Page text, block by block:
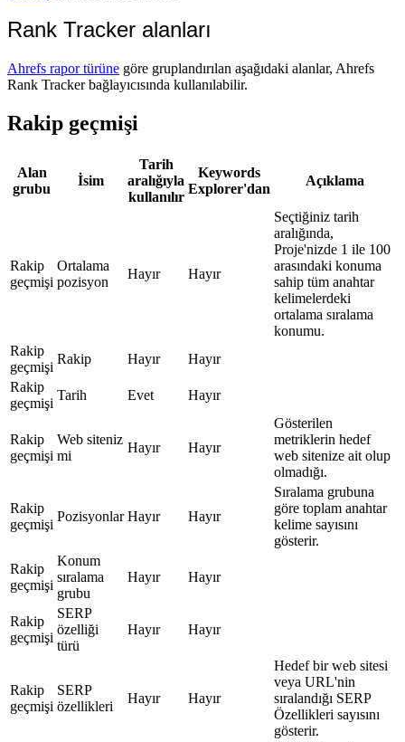
Rank Tracker alanları
Ahrefs rapor türüne göre gruplandırılan aşağıdaki alanlar, Ahrefs
Rank Tracker bağlayıcısında kullanılabilir.
Rakip geçmişi
Alan
grubu
İsim
Tarih
aralığıyla
kullanılır
Keywords
Explorer'dan
Açıklama
Rakip
geçmişi
Ortalama
pozisyon
Hayır Hayır
Seçtiğiniz tarih
aralığında,
Proje'nizde 1 ile 100
arasındaki konuma
sahip tüm anahtar
kelimelerdeki
ortalama sıralama
konumu.
Rakip
geçmişi
Rakip Hayır
Hayır
Rakip
geçmişi
Tarih Evet Hayır
Rakip
geçmişi
Web siteniz
mi
Hayır Hayır
Gösterilen
metriklerin hedef
web sitenize ait olup
olmadığı.
Rakip
geçmişi
Pozisyonlar Hayır Hayır
Sıralama grubuna
göre toplam anahtar
kelime sayısını
gösterir.
Rakip
geçmişi
Konum
sıralama
grubu
Hayır Hayır
Rakip
geçmişi
SERP
özelliği
türü
Hayır Hayır
Rakip
geçmişi
SERP
özellikleri
Hayır Hayır
Hedef bir web sitesi
veya URL'nin
sıralandığı SERP
Özellikleri sayısını
gösterir.